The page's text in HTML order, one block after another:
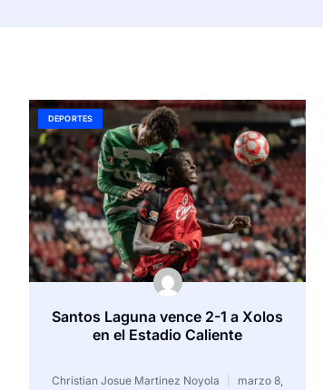
DEPORTES
Santos Laguna vence 2-1 a Xolos
en el Estadio Caliente
Christian Josue Martinez Noyola
marzo 8,